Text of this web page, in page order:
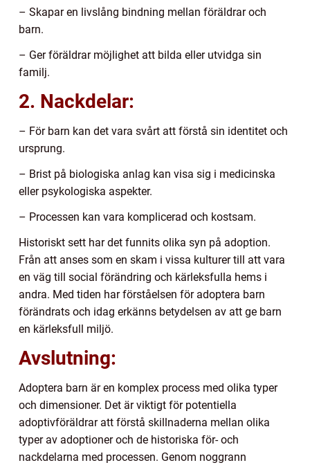
– Skapar en livslång bindning mellan föräldrar och
barn.
– Ger föräldrar möjlighet att bilda eller utvidga sin
familj.
2. Nackdelar:
– För barn kan det vara svårt att förstå sin identitet och
ursprung.
– Brist på biologiska anlag kan visa sig i medicinska
eller psykologiska aspekter.
– Processen kan vara komplicerad och kostsam.
Historiskt sett har det funnits olika syn på adoption.
Från att anses som en skam i vissa kulturer till att vara
en väg till social förändring och kärleksfulla hems i
andra. Med tiden har förståelsen för adoptera barn
förändrats och idag erkänns betydelsen av att ge barn
en kärleksfull miljö.
Avslutning:
Adoptera barn är en komplex process med olika typer
och dimensioner. Det är viktigt för potentiella
adoptivföräldrar att förstå skillnaderna mellan olika
typer av adoptioner och de historiska för- och
nackdelarna med processen. Genom noggrann